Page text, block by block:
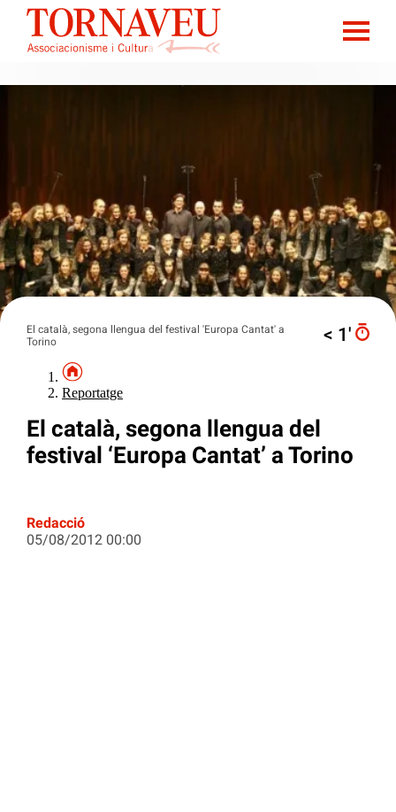
El català, segona llengua del festival 'Europa Cantat' a
Torino
< 1′
Reportatge
El català, segona llengua del
festival ‘Europa Cantat’ a Torino
Redacció
05/08/2012 00:00